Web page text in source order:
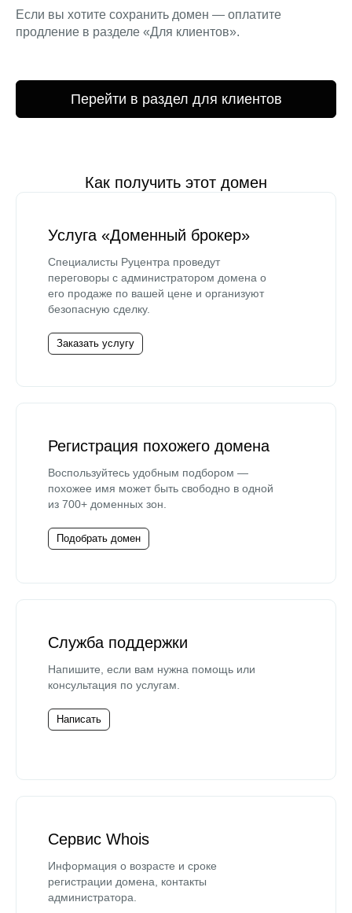
Если вы хотите сохранить домен — оплатите
продление в разделе «Для клиентов».
Перейти в раздел для клиентов
Как получить этот домен
Услуга «Доменный брокер»
Специалисты Руцентра проведут
переговоры с администратором домена о
его продаже по вашей цене и организуют
безопасную сделку.
Заказать услугу
Регистрация похожего домена
Воспользуйтесь удобным подбором —
похожее имя может быть свободно в одной
из 700+ доменных зон.
Подобрать домен
Служба поддержки
Напишите, если вам нужна помощь или
консультация по услугам.
Написать
Сервис Whois
Информация о возрасте и сроке
регистрации домена, контакты
администратора.